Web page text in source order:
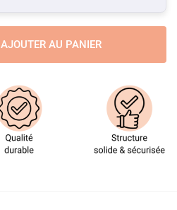
AJOUTER AU PANIER